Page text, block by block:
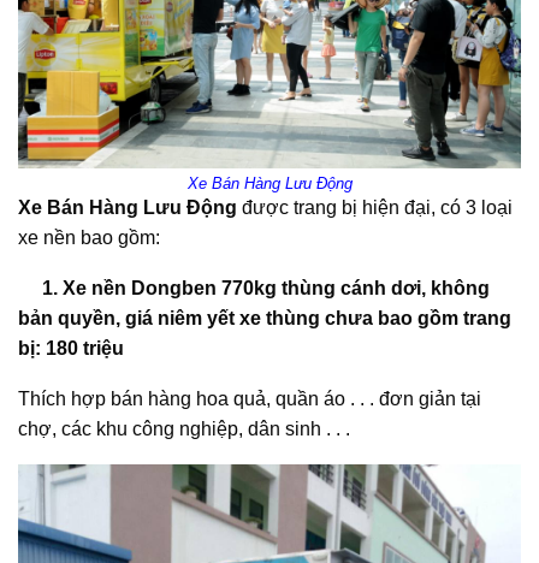
Xe Bán Hàng Lưu Động
Xe Bán Hàng Lưu Động được trang bị hiện đại, có 3 loại
xe nền bao gồm:
1. Xe nền Dongben 770kg thùng cánh dơi, không
bản quyền, giá niêm yết xe thùng chưa bao gồm trang
bị: 180 triệu
Thích hợp bán hàng hoa quả, quần áo . . . đơn giản tại
chợ, các khu công nghiệp, dân sinh . . .